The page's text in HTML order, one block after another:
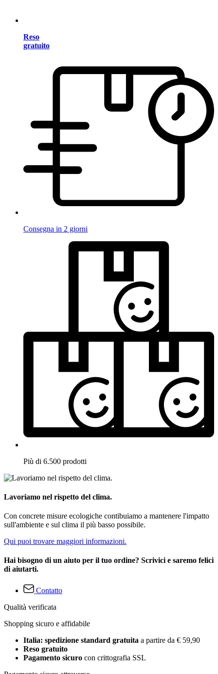
Reso
gratuito
Consegna in 2 giorni
Più di 6.500 prodotti
Lavoriamo nel rispetto del clima.
Con concrete misure ecologiche contibuiamo a mantenere l'impatto
sull'ambiente e sul clima il più basso possibile.
Qui puoi trovare maggiori informazioni.
Hai bisogno di un aiuto per il tuo ordine? Scrivici e saremo felici
di aiutarti.
Contatto
Qualità verificata
Shopping sicuro e affidabile
Italia: spedizione standard gratuita a partire da € 59,90
Reso gratuito
Pagamento sicuro con crittografia SSL